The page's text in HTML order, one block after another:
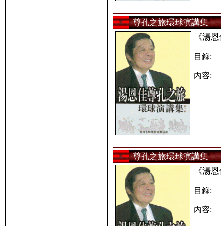
尊孔之旅環球演講集
《湯
目錄:
內容:
尊孔之旅環球演講集
《湯
目錄:
內容: